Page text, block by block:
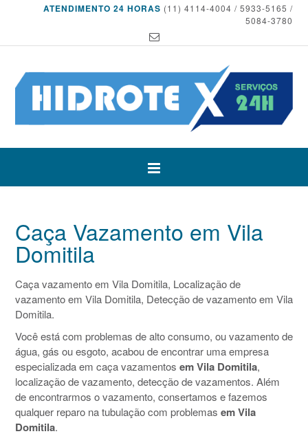
ATENDIMENTO 24 HORAS (11) 4114-4004 / 5933-5165 /
5084-3780
Caça Vazamento em Vila
Domitila
Caça vazamento em Vila Domitila, Localização de
vazamento em Vila Domitila, Detecção de vazamento em Vila
Domitila.
Você está com problemas de alto consumo, ou vazamento de
água, gás ou esgoto, acabou de encontrar uma empresa
especializada em caça vazamentos em Vila Domitila,
localização de vazamento, detecção de vazamentos. Além
de encontrarmos o vazamento, consertamos e fazemos
qualquer reparo na tubulação com problemas em Vila
Domitila.